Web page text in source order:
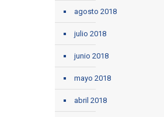
agosto 2018
julio 2018
junio 2018
mayo 2018
abril 2018